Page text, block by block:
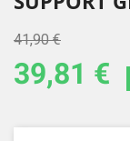
41,90 €
39,81 €